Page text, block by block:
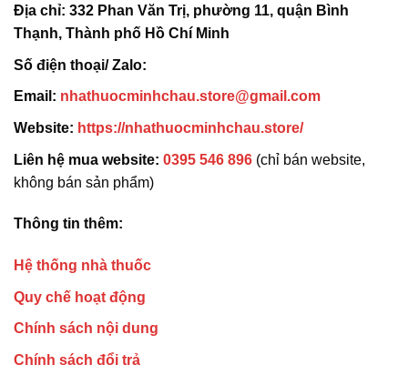
Địa chỉ: 332 Phan Văn Trị, phường 11, quận Bình
Thạnh, Thành phố Hồ Chí Minh
Số điện thoại/ Zalo:
Email: nhathuocminhchau.store@gmail.com
Website: https://nhathuocminhchau.store/
Liên hệ mua website: 0395 546 896 (chỉ bán website,
không bán sản phẩm)
Thông tin thêm:
Hệ thống nhà thuốc
Quy chế hoạt động
Chính sách nội dung
Chính sách đổi trả